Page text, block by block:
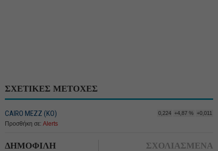
ΣΧΕΤΙΚΕΣ ΜΕΤΟΧΕΣ
CAIRO MEZZ (ΚΟ) 0,224 +4,87 % +0,011
Προσθήκη σε: Alerts
ΔΗΜΟΦΙΛΗ ΣΧΟΛΙΑΣΜΕΝΑ